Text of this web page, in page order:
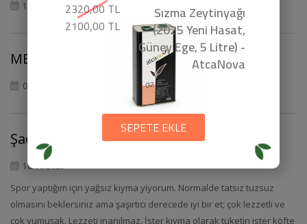
16.03.2026
MERİÇ POLAT 5/5
07.01.2026
Şadan Can KÖPRÜLÜ
10.06.2025
Spor yaptığım için yağsız kıyma yiyorum. Normalde tatsız tuzsuz
olmasını beklersiniz ama şaşırtıcı derecede iyi bir et; çok lezzetli ve
çok yumuşak. Lezzeti inanılmaz. İster kıyma olarak tüketin ister köfte
2320,00 TL
2100,00 TL
Sızma Zeytinyağı
(2025 Yeni Hasat,
Güney Ege, 5 Litre) -
AtcaNova
SEPETE EKLE